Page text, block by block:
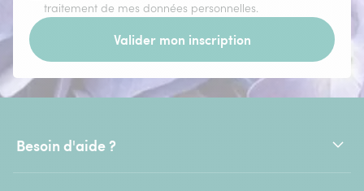
traitement de mes données personnelles.
Valider mon inscription
Besoin d'aide ?